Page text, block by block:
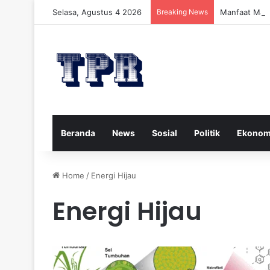
Selasa, Agustus 4 2026 Breaking News Manfaat
Beranda News Sosial Politik
Home / Energi Hijau
Energi Hijau